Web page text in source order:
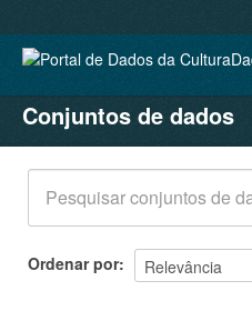
CONJUNTOS DE DADOS
ORGANIZAÇÕES
GRUPOS
SOBRE
Conjuntos de dados
Ordenar por